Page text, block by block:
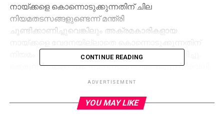
നായ്ക്കളെ കൊന്നൊടുക്കുന്നതിന് ചില
നിയമതടസങ്ങളുണ്ടെന്ന് മന്ത്രി
ചൂണ്ടിക്കാണിച്ചുവെങ്കിലും അക്രമകാരികളായ
നിയമം അനുവദിക്കുന്നുണ്ടെന്ന് പ്രതിപക്ഷം വാദിച്ചു.
തെരുവ് നായ്ക്കള്‍ക്ക് വേണ്ടി പ്രവര്‍ത്തിക്കുന്ന നിരവധി
സംഘടനകള്‍ കേരളത്തില്‍ പ്രവര്‍ത്തിക്കുന്നുണ്ട്.
അന്വേഷിക്കണമെന്നും പ്രതിപക്ഷം സര്‍ക്കാരിനോട്
CONTINUE READING
ADVERTISEMENT
YOU MAY LIKE